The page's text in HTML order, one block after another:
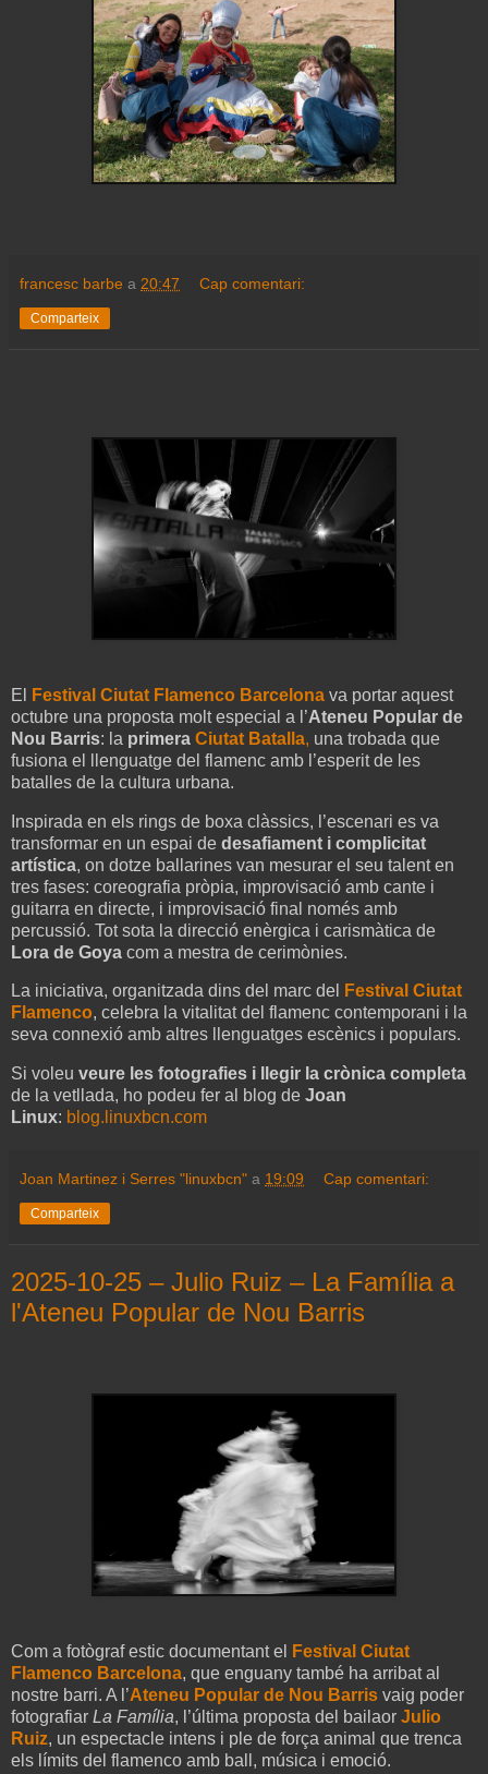
francesc barbe a 20:47 Cap comentari:
Comparteix
El Festival Ciutat Flamenco Barcelona va portar aquest
octubre una proposta molt especial a l’Ateneu Popular de
Nou Barris: la primera Ciutat Batalla, una trobada que
fusiona el llenguatge del flamenc amb l’esperit de les
batalles de la cultura urbana.
Inspirada en els rings de boxa clàssics, l’escenari es va
transformar en un espai de desafiament i complicitat
artística, on dotze ballarines van mesurar el seu talent en
tres fases: coreografia pròpia, improvisació amb cante i
guitarra en directe, i improvisació final només amb
percussió. Tot sota la direcció enèrgica i carismàtica de
Lora de Goya com a mestra de cerimònies.
La iniciativa, organitzada dins del marc del
Festival Ciutat
Flamenco, celebra la vitalitat del flamenc contemporani i la
seva connexió amb altres llenguatges escènics i populars.
Si voleu veure les fotografies i llegir la crònica completa
de la vetllada, ho podeu fer al blog de Joan
Linux: blog.linuxbcn.com
Joan Martinez i Serres "linuxbcn" a 19:09 Cap comentari:
Comparteix
2025-10-25 – Julio Ruiz – La Família a
l'Ateneu Popular de Nou Barris
Com a fotògraf estic documentant el
Festival Ciutat
Flamenco Barcelona, que enguany també ha arribat al
nostre barri. A l’Ateneu Popular de Nou Barris vaig poder
fotografiar La Família, l’última proposta del bailaor Julio
Ruiz, un espectacle intens i ple de força animal que trenca
els límits del flamenco amb ball, música i emoció.